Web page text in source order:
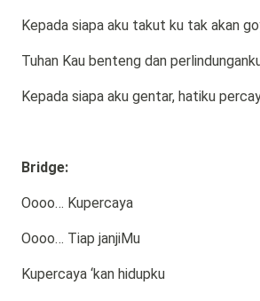
Kepada siapa aku takut ku tak akan
Tuhan Kau benteng dan
Kepada siapa aku gentar, hatiku
Bridge:
Oooo… Kupercaya
Oooo… Tiap janjiMu
Kupercaya ‘kan hidupku